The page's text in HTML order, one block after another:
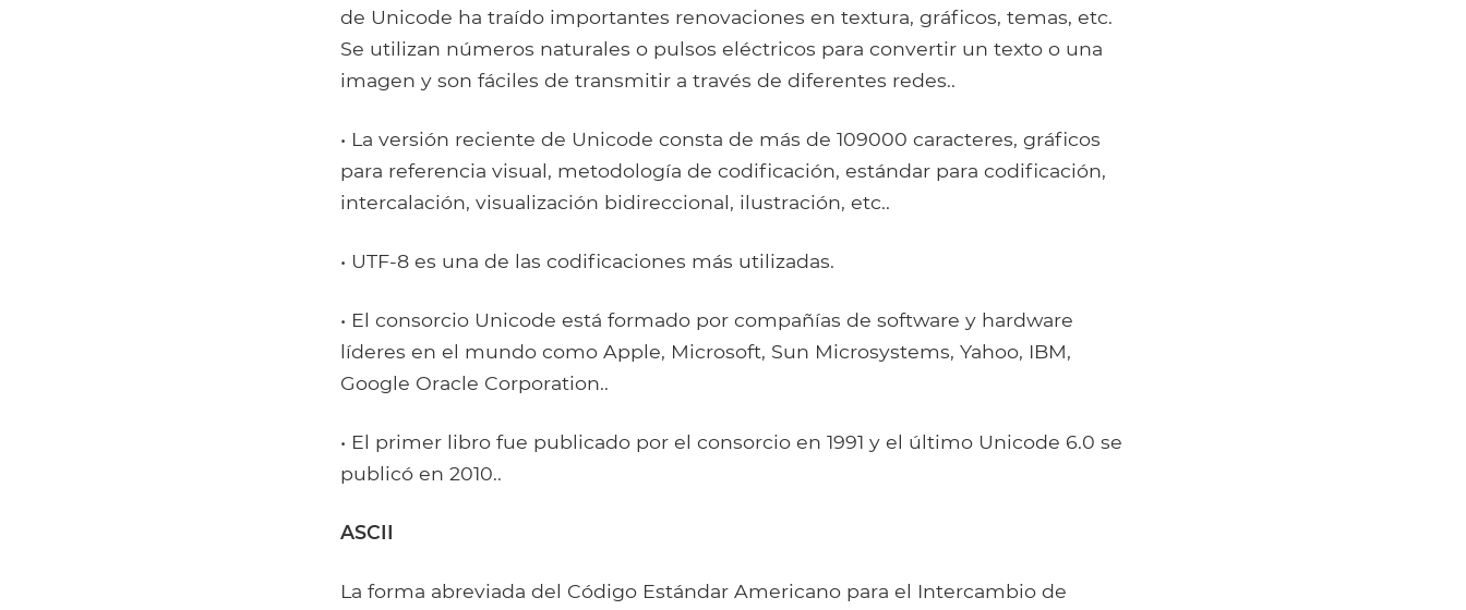
de Unicode ha traído importantes renovaciones en textura, gráficos, temas, etc.
Se utilizan números naturales o pulsos eléctricos para convertir un texto o una
imagen y son fáciles de transmitir a través de diferentes redes..
• La versión reciente de Unicode consta de más de 109000 caracteres, gráficos
para referencia visual, metodología de codificación, estándar para codificación,
intercalación, visualización bidireccional, ilustración, etc..
• UTF-8 es una de las codificaciones más utilizadas.
• El consorcio Unicode está formado por compañías de software y hardware
líderes en el mundo como Apple, Microsoft, Sun Microsystems, Yahoo, IBM,
Google Oracle Corporation..
• El primer libro fue publicado por el consorcio en 1991 y el último Unicode 6.0 se
publicó en 2010..
ASCII
La forma abreviada del Código Estándar Americano para el Intercambio de